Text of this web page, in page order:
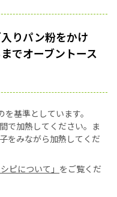
りパン粉をかけ
でオーブントース
基準としています。
で加熱してください。ま
をみながら加熱してくだ
シピについて」 をご覧くだ